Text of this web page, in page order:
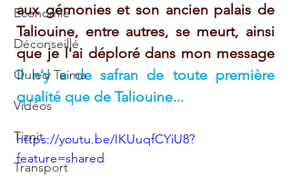
Economie
Déconseillé
Ouled Teima
Vidéos
Tiznit
Transport
aux gémonies et son ancien palais de
Taliouine, entre autres, se meurt, ainsi
Il n'y a de safran de toute première
qualité que de Taliouine...
https://youtu.be/IKUuqfCYiU8?
feature=shared